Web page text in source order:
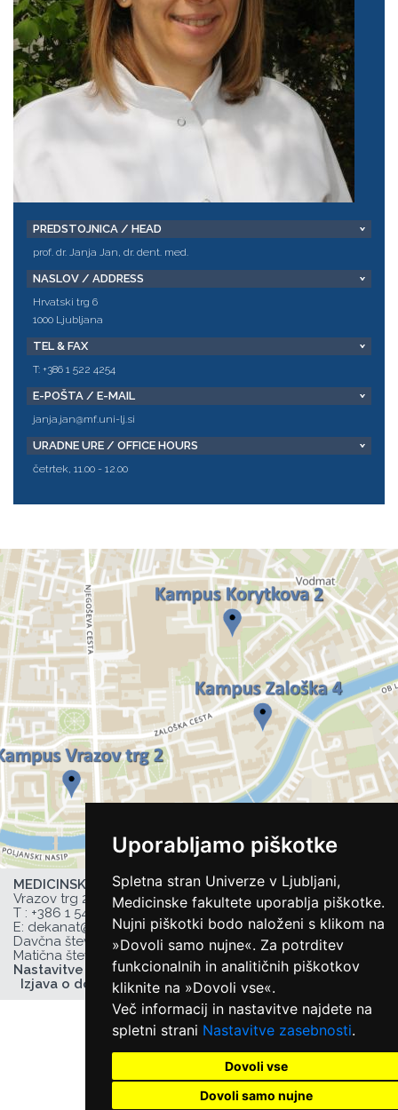
Uporabljamo piškotke
Spletna stran Univerze v Ljubljani,
Medicinske fakultete uporablja piškotke.
Nujni piškotki bodo naloženi s klikom na
»Dovoli samo nujne«. Za potrditev
funkcionalnih in analitičnih piškotkov
kliknite na »Dovoli vse«.
Več informacij in nastavitve najdete na
spletni strani Nastavitve zasebnosti.
Dovoli vse
Dovoli samo nujne
PREDSTOJNICA / HEAD
prof. dr. Janja Jan, dr. dent. med.
NASLOV / ADDRESS
Hrvatski trg 6
1000 Ljubljana
TEL & FAX
T: +386 1 522 4254
E-POŠTA / E-MAIL
janja.jan@mf.uni-lj.si
URADNE URE / OFFICE HOURS
četrtek, 11.00 - 12.00
MEDICINSKA FAKULTETA UL,
Vrazov trg 2, 1000 Ljubljana, Slovenija,
T : +386 1 543 77 00, F: +386 1 543 77 01,
E: dekanat@mf.uni-lj.si ,
Davčna številka UL MF: 44752385,
Matična številka UL MF: 1627066
Nastavitve zasebnosti
Izjava o dostopnosti